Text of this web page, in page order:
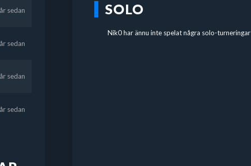
sedan
sedan
sedan
sedan
SOLO
Nik0 har ännu inte spelat några solo-turneringar